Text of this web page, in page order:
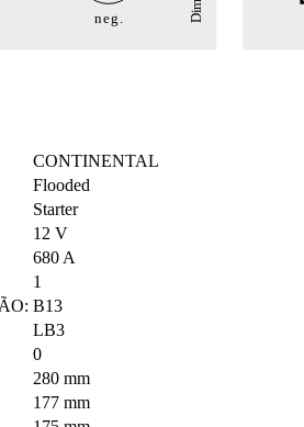
CONTINENTAL
Flooded
Starter
12 V
680 A
1
B13
LB3
0
280 mm
177 mm